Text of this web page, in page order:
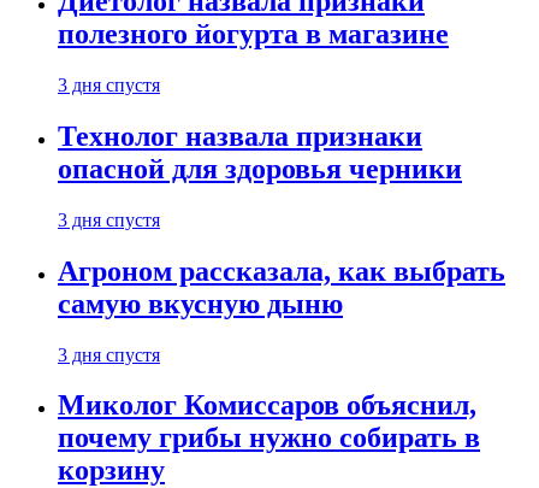
полезного йогурта в магазине
3 дня спустя
Технолог назвала признаки
опасной для здоровья черники
3 дня спустя
Агроном рассказала, как выбрать
самую вкусную дыню
3 дня спустя
Миколог Комиссаров объяснил,
почему грибы нужно собирать в
корзину